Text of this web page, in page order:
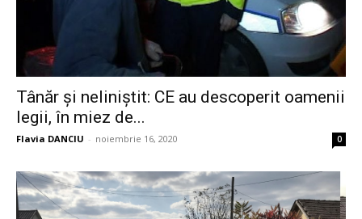
Tânăr și neliniștit: CE au descoperit oamenii
legii, în miez de...
Flavia DANCIU - noiembrie 16, 2020 0